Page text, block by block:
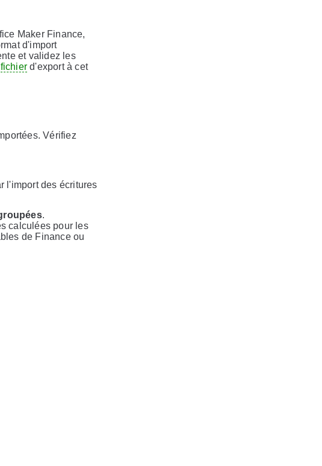
Maker Finance,
d'import
et validez les
fichier d'export à cet
Vérifiez
l'import des écritures
.
calculées pour les
de Finance ou